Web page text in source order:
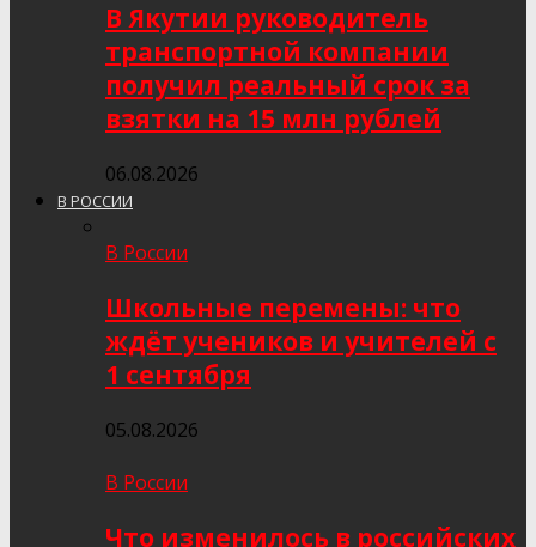
В Якутии руководитель
транспортной компании
получил реальный срок за
взятки на 15 млн рублей
06.08.2026
В РОССИИ
В России
Школьные перемены: что
ждёт учеников и учителей с
1 сентября
05.08.2026
В России
Что изменилось в российских